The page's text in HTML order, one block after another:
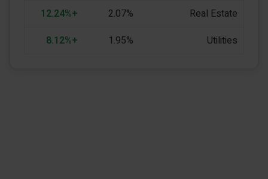
Real Estate
2.07%
+12.24%
Utilities
1.95%
+8.12%